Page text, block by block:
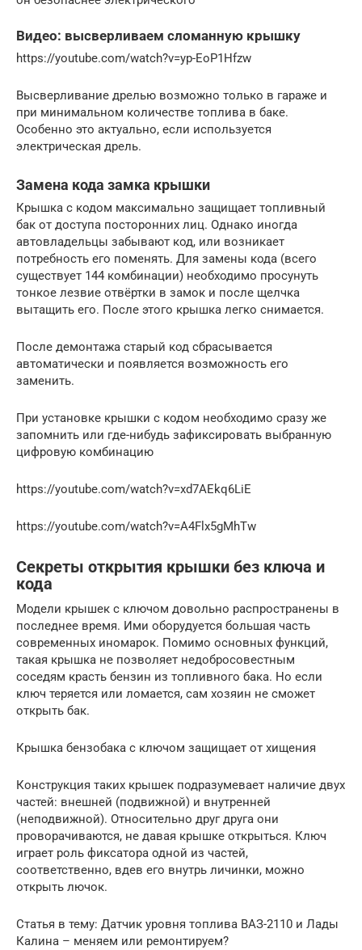
Видео: высверливаем сломанную крышку
https://youtube.com/watch?v=yp-EoP1Hfzw
Высверливание дрелью возможно только в гараже и
при минимальном количестве топлива в баке.
Особенно это актуально, если используется
электрическая дрель.
Замена кода замка крышки
Крышка с кодом максимально защищает топливный
бак от доступа посторонних лиц. Однако иногда
автовладельцы забывают код, или возникает
потребность его поменять. Для замены кода (всего
существует 144 комбинации) необходимо просунуть
тонкое лезвие отвёртки в замок и после щелчка
вытащить его. После этого крышка легко снимается.
После демонтажа старый код сбрасывается
автоматически и появляется возможность его
заменить.
При установке крышки с кодом необходимо сразу же
запомнить или где-нибудь зафиксировать выбранную
цифровую комбинацию
https://youtube.com/watch?v=xd7AEkq6LiE
https://youtube.com/watch?v=A4Flx5gMhTw
Секреты открытия крышки без ключа и
кода
Модели крышек с ключом довольно распространены в
последнее время. Ими оборудуется большая часть
современных иномарок. Помимо основных функций,
такая крышка не позволяет недобросовестным
соседям красть бензин из топливного бака. Но если
ключ теряется или ломается, сам хозяин не сможет
открыть бак.
Крышка бензобака с ключом защищает от хищения
Конструкция таких крышек подразумевает наличие двух
частей: внешней (подвижной) и внутренней
(неподвижной). Относительно друг друга они
проворачиваются, не давая крышке открыться. Ключ
играет роль фиксатора одной из частей,
соответственно, вдев его внутрь личинки, можно
открыть лючок.
Статья в тему: Датчик уровня топлива ВАЗ-2110 и Лады
Калина – меняем или ремонтируем?